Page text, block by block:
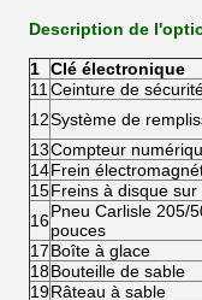
Description de
1 Clé électronique
11 Ceinture de
12Système de
13Compteur
14Frein
15Freins à disque
16Pneu Carlisle 205/
pouces
17Boîte à glace
18Bouteille de sable
19Râteau à sable